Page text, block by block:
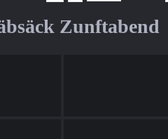
Zunftabend